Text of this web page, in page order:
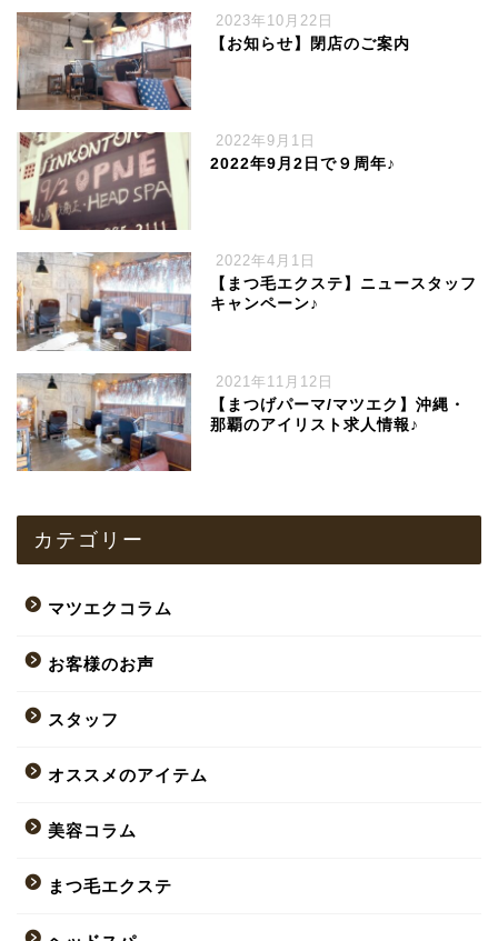
2023年10月22日
【お知らせ】閉店のご案内
2022年9月1日
2022年9月2日で９周年♪
2022年4月1日
【まつ毛エクステ】ニュースタッフ
キャンペーン♪
2021年11月12日
【まつげパーマ/マツエク】沖縄・
那覇のアイリスト求人情報♪
カテゴリー
マツエクコラム
お客様のお声
スタッフ
オススメのアイテム
美容コラム
まつ毛エクステ